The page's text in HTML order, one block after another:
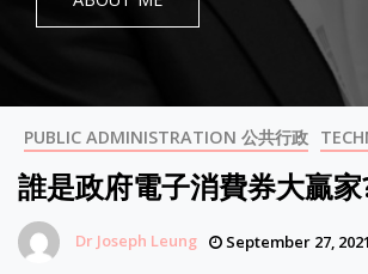
PUBLIC ADMINISTRATION 公共行政
誰是政府電子消費券大贏家
Dr Joseph Leung September 27, 2021